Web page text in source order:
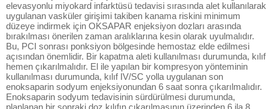
elevasyonlu miyokard infarktüsü tedavisi sırasında alet kullanılarak
uygulanan vasküler girişimi takiben kanama riskini minimum
düzeye indirmek için OKSAPAR enjeksiyon dozları arasında
bırakılması önerilen zaman aralıklarına kesin olarak uyulmalıdır.
Bu, PCI sonrası ponksiyon bölgesinde hemostaz elde edilmesi
açısından önemlidir. Bir kapatma aleti kullanılması durumunda, kılıf
hemen çıkarılmalıdır. El ile yapılan bir kompresyon yönteminin
kullanılması durumunda, kılıf IV/SC yolla uygulanan son
enoksaparin sodyum enjeksiyonundan 6 saat sonra çıkarılmalıdır.
Enoksaparin sodyum tedavisinin sürdürülmesi durumunda,
planlanan bir sonraki doz kılıfın çıkarılmasının üzerinden 6 ila 8